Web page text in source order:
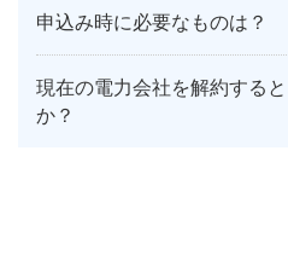
申込み時に必要なものは？
現在の電力会社を解約する
か？